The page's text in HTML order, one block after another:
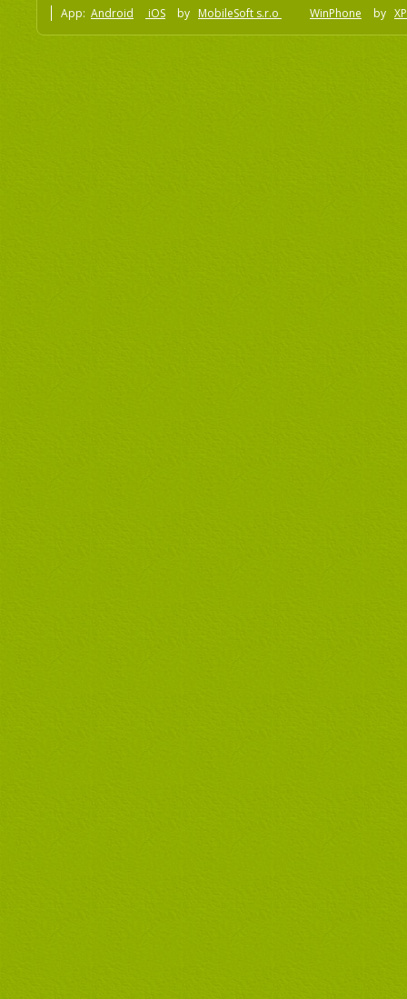
App: Android iOS by MobileSoft s.r.o WinPhone by